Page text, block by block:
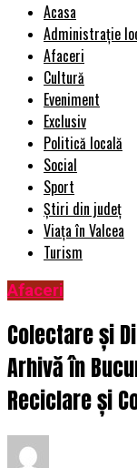
Acasa
Administrație
Afaceri
Cultură
Eveniment
Exclusiv
Politică locală
Social
Sport
Știri din județ
Viața în Valcea
Turism
Afaceri
Colectare și
Arhivă în
Reciclare și